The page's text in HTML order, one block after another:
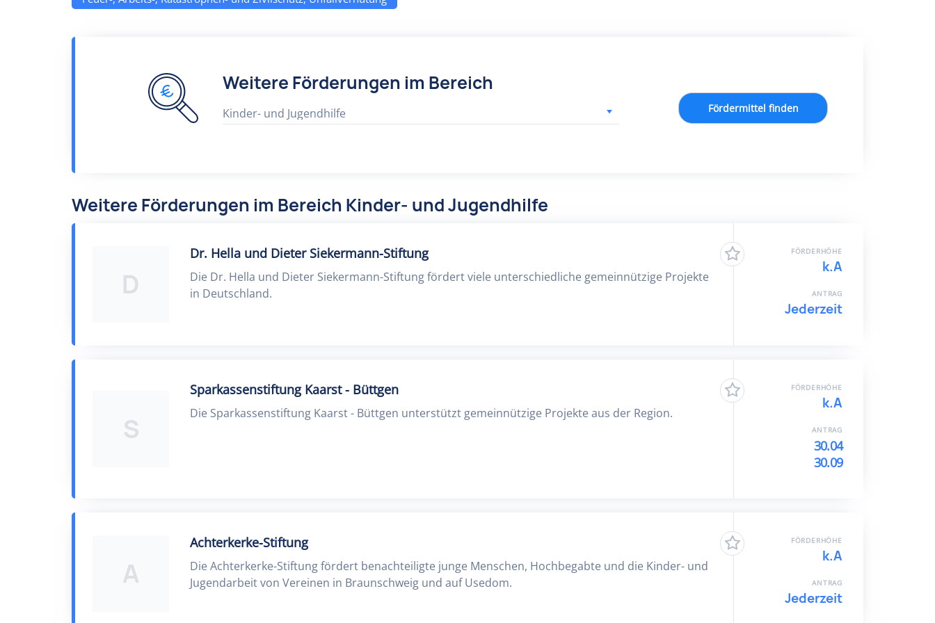
Weitere Förderungen im Bereich
Kinder- und Jugendhilfe Fördermittel finden
Weitere Förderungen im Bereich Kinder- und Jugendhilfe
D
Dr. Hella und Dieter Siekermann-Stiftung
Die Dr. Hella und Dieter Siekermann-Stiftung fördert viele unterschiedliche gemeinnützige Projekte
in Deutschland.
FÖRDERHÖHE
k.A
ANTRAG
Jederzeit
S
Sparkassenstiftung Kaarst - Büttgen
Die Sparkassenstiftung Kaarst - Büttgen unterstützt gemeinnützige Projekte aus der Region.
FÖRDERHÖHE
k.A
ANTRAG
30.04
30.09
A
Achterkerke-Stiftung
Die Achterkerke-Stiftung fördert benachteiligte junge Menschen, Hochbegabte und die Kinder- und
Jugendarbeit von Vereinen in Braunschweig und auf Usedom.
FÖRDERHÖHE
k.A
ANTRAG
Jederzeit